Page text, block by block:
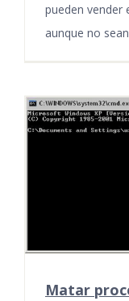
pueden vender
aunque no
Matar